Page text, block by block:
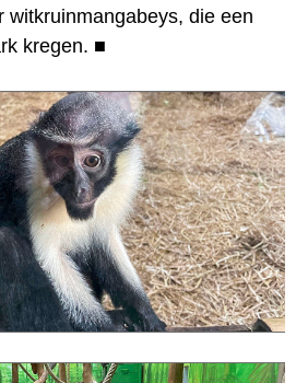
witkruinmangabeys, die een
kregen. ■